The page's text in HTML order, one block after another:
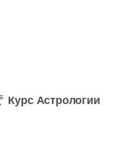
Курс Астрологии